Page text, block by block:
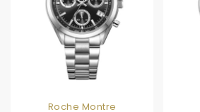
Roche Montre